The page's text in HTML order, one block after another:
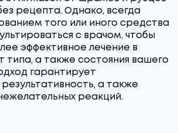
рецепта. Однако, всегда
того или иного средства
с врачом, чтобы
эффективное лечение в
типа, а также состояния вашего
гарантирует
а также
реакций.